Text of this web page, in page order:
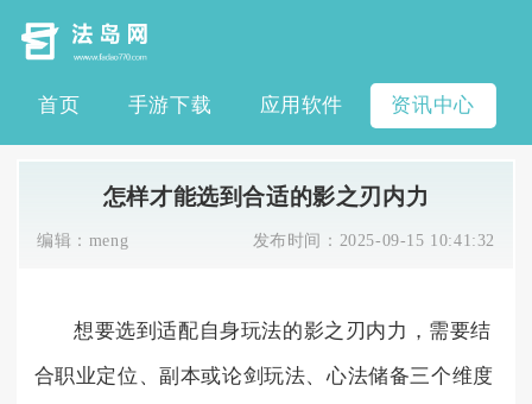
首页 手游下载 应用软件 资讯中心
怎样才能选到合适的影之刃内力
编辑： meng 发布时间： 2025-09-15 10:41:32
想要选到适配自身玩法的影之刃内力，需要结
合职业定位、副本或论剑玩法、心法储备三个维度